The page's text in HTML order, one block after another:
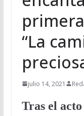
“La
julio 14, 2021
Tras el